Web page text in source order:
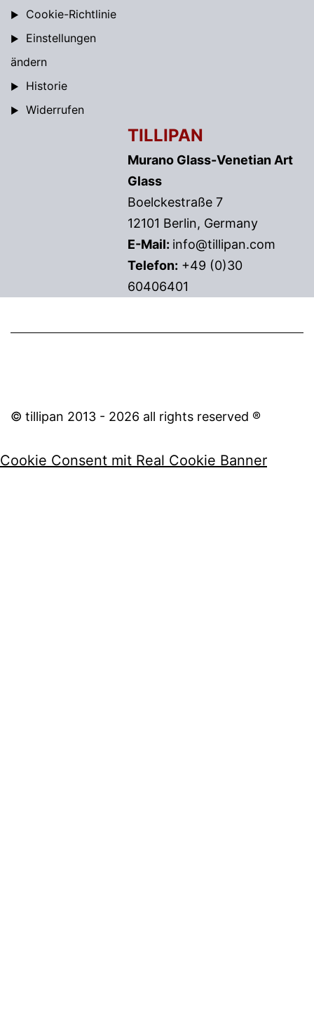
Cookie-Richtlinie
Einstellungen
ändern
Historie
Widerrufen
TILLIPAN
Murano Glass-Venetian Art
Glass
Boelckestraße 7
12101 Berlin, Germany
E-Mail: info@tillipan.com
Telefon: +49 (0)30
60406401
© tillipan 2013 - 2026 all rights reserved ®
Cookie Consent mit Real Cookie Banner